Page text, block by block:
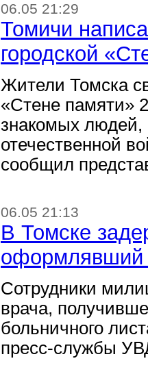
06.05 21:29
Томичи
городской
Жители Томска
«Стене памяти»
знакомых людей,
отечественной
сообщил
06.05 21:13
В Томске
оформлявший
Сотрудники
врача,
больничного
пресс-службы